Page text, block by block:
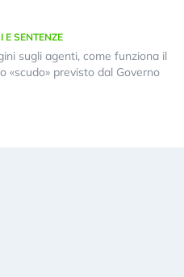
E SENTENZE
sugli agenti, come funziona il
«scudo» previsto dal Governo